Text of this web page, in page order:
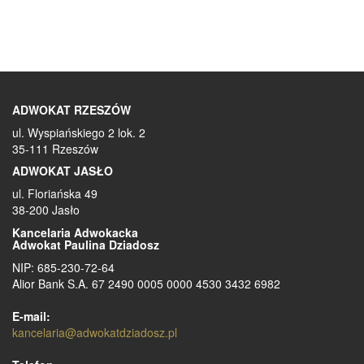
Państwa dane będą przetwarzane i przechowywane przez
nas przez okres niezbędny ze względu na cel ich
przetwarzania i obowiązujące przepisy prawa,
Mają Państwo prawo Żądania od Administratora dostępu
do swoich danych osobowych, ich sprostowania
(poprawienia), aktualizowania, usunięcia lub ograniczenia
przetwarzania danych osobowych oraz przenoszenia
danych do innego Administratora danych (w zakresie
Państwa dane osobowe mogą zostać przekazywane
obowiązek zachowania tajemnicy – tylko w celu
umożliwienia zastępstwa adwokata prowadzącego sprawę
ADWOKAT RZESZÓW
ul. Wyspiańskiego 2 lok. 2
35-111 Rzeszów
ADWOKAT JASŁO
ul. Floriańska 49
38-200 Jasło
Kancelaria Adwokacka
Adwokat Paulina Dziadosz
NIP: 685-230-72-64
Alior Bank S.A. 67 2490 0005 0000 4530 3432 6982
E-mail:
kancelaria@adwokatdziadosz.pl